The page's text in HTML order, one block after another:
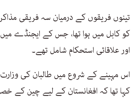
کو کابل میں ہوا تھا، جس کے ایجنڈے
اور علاقائی استحکام شامل تھے۔
اس مہینے کے شروع میں طالبان کی
کہا تھا کہ افغانستان کے لیے چین کے